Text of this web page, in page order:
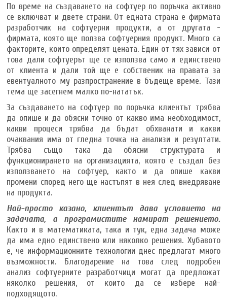
По време на създаването на софтуер по поръчка активно
се включват и двете страни. От едната страна е фирмата
разработчик на софтуерни продукти, а от другата -
фирмата, която ще ползва софтуерния продукт. Много са
факторите, които определят цената. Един от тях зависи от
това дали софтуерът ще се използва само и единствено
от клиента и дали той ще е собственик на правата за
евентуалното му разпространение в бъдеще време. Тази
тема ще засегнем малко по-нататък.
За създаването на софтуер по поръчка клиентът трябва
да опише и да обясни точно от какво има необходимост,
какви процеси трябва да бъдат обхванати и какви
очаквания има от гледна точка на анализи и резултати.
Трябва също така да обясни структурата и
функционирането на организацията, която е създал без
използването на софтуер, както и да опише какви
промени според него ще настъпят в нея след внедряване
на продукта.
Най-просто казано, клиентът дава условието на
задачата, а програмистите намират решението.
Както и в математиката, така и тук, една задача може
да има едно единствено или няколко решения. Хубавото
е, че информационните технологии днес предлагат много
възможности. Благодарение на това след подробен
анализ софтуерните разработчици могат да предложат
няколко решения, от които да се избере най-
подходящото.